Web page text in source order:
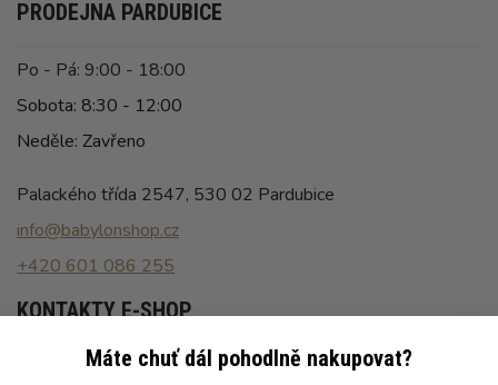
PRODEJNA PARDUBICE
Po - Pá: 9:00 - 18:00
Sobota: 8:30 - 12:00
Neděle: Zavřeno
Palackého třída 2547, 530 02 Pardubice
info@babylonshop.cz
+420 601 086 255
KONTAKTY E-SHOP
Po - Pá: 8:00 - 16:30
Máte chuť dál pohodlně nakupovat?